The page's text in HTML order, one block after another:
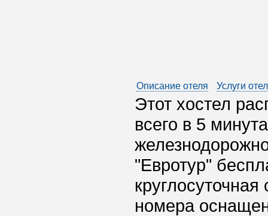
Описание отеля Услуги
Этот хостел
всего в 5
"Евротур"
номера